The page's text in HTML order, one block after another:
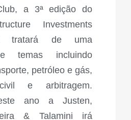
a 3ª edição do
Investments
tratará de uma
temas incluindo
petróleo e gás,
e arbitragem.
ano a Justen,
& Talamini irá